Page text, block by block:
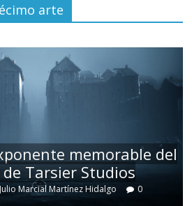
arte
memorable del
Tarsier Studios
Julio Marcial Martínez Hidalgo 0